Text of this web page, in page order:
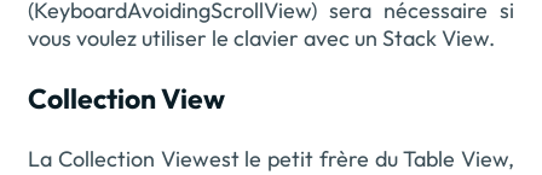
(KeyboardAvoidingScrollView) sera nécessaire si
vous voulez utiliser le clavier avec un Stack View.
Collection View
La Collection Viewest le petit frère du Table View,